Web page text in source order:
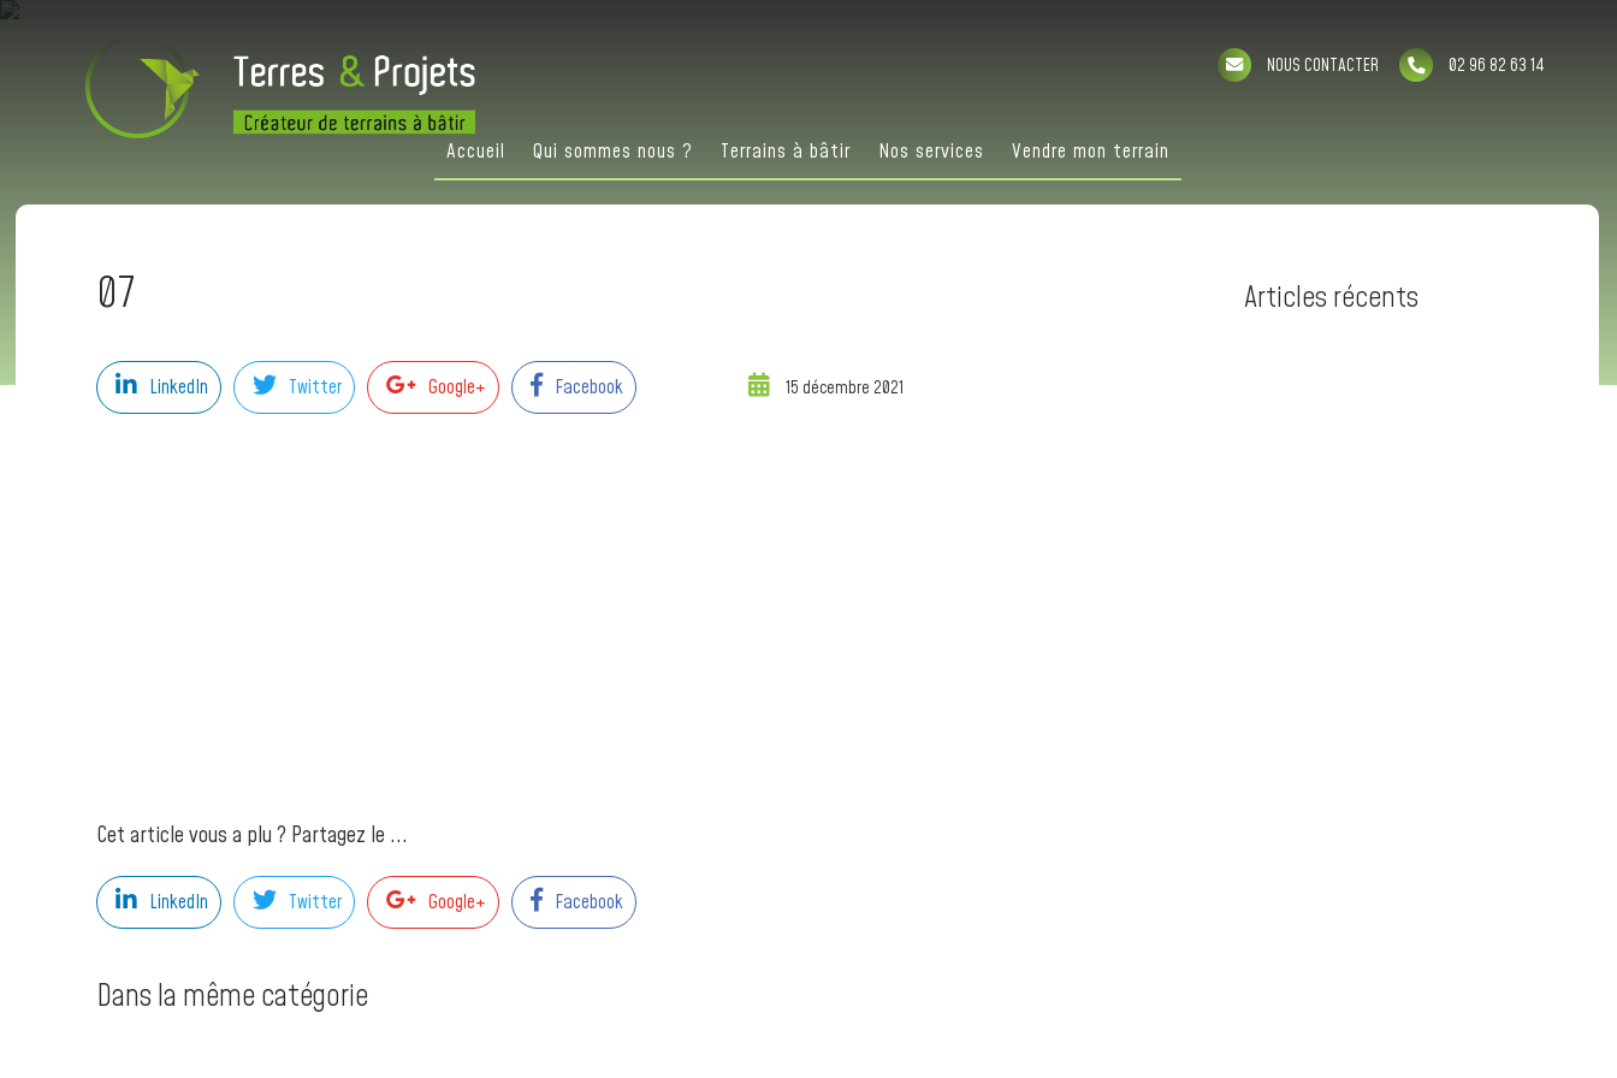
NOUS CONTACTER 02 96 82 63 14
Accueil Qui sommes nous ? Terrains à bâtir Nos services Vendre mon terrain
07
LinkedIn Twitter Google+ Facebook 15 décembre 2021
Cet article vous a plu ? Partagez le ...
LinkedIn Twitter Google+ Facebook
Dans la même catégorie
Articles récents